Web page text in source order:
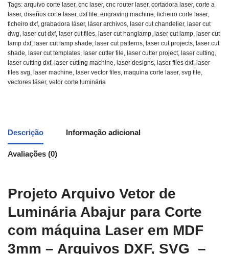
Tags: arquivo corte laser, cnc laser, cnc router laser, cortadora laser, corte a
laser, diseños corte laser, dxf file engraving machine ficheiro corte laser,
ficheiro dxf, grabadora láser, láser archivos laser cut chandelier, laser cut
dwg laser cut dxf, laser cut files laser cut hanglamp laser cut lamp laser cut
lamp dxf, laser cut lamp shade laser cut patterns laser cut projects laser cut
shade laser cut templates laser cutter file laser cutter project laser cutting
laser cutting dxf, laser cutting machine laser designs laser files dxf, laser
files svg laser machine laser vector files maquina corte laser, svg file
vectores láser, vetor corte luminária
Descrição Informação adicional
Avaliações (0)
Projeto Arquivo Vetor de
Luminária Abajur para Corte
com máquina Laser em MDF
3mm – Arquivos DXF, SVG –